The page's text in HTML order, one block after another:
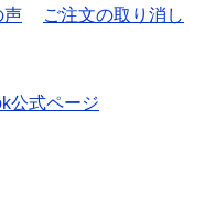
声 ご注文の取り消し
公式ページ